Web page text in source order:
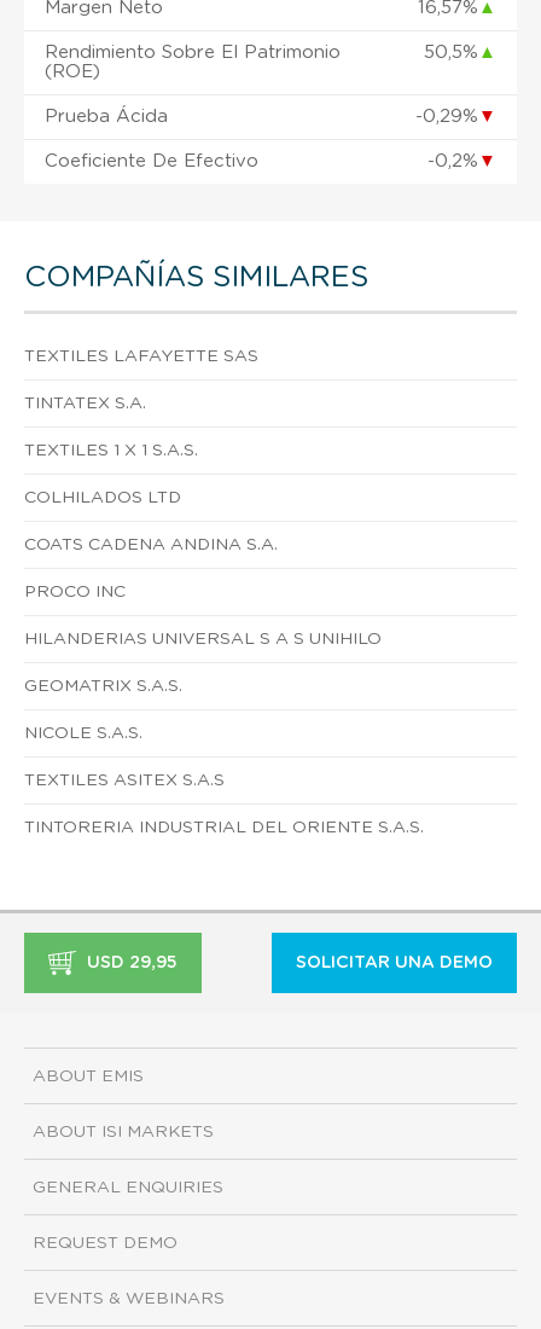
Margen Neto 16,57% ▲
Rendimiento Sobre El Patrimonio
(ROE)
50,5% ▲
Prueba Ácida -0,29% ▼
Coeficiente De Efectivo -0,2% ▼
COMPAÑÍAS SIMILARES
TEXTILES LAFAYETTE SAS
TINTATEX S.A.
TEXTILES 1 X 1 S.A.S.
COLHILADOS LTD
COATS CADENA ANDINA S.A.
PROCO INC
HILANDERIAS UNIVERSAL S A S UNIHILO
GEOMATRIX S.A.S.
NICOLE S.A.S.
TEXTILES ASITEX S.A.S
TINTORERIA INDUSTRIAL DEL ORIENTE S.A.S.
USD 29,95 SOLICITAR UNA DEMO
ABOUT EMIS
ABOUT ISI MARKETS
GENERAL ENQUIRIES
REQUEST DEMO
EVENTS & WEBINARS